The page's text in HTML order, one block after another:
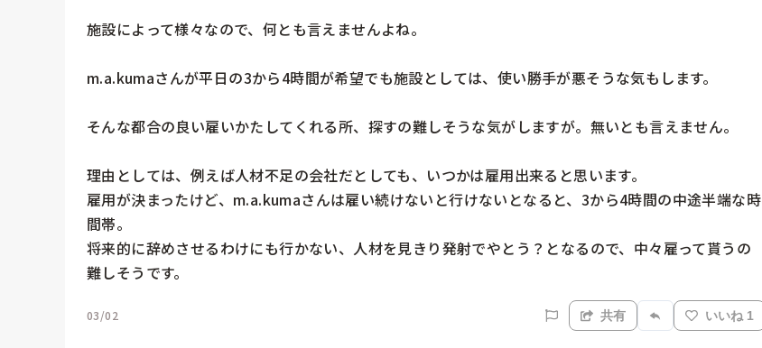
施設によって様々なので、何とも言えませんよね。
m.a.kumaさんが平日の3から4時間が希望でも施設としては、使い勝手が悪そうな気もします。
そんな都合の良い雇いかたしてくれる所、探すの難しそうな気がしますが。無いとも言えません。
理由としては、例えば人材不足の会社だとしても、いつかは雇用出来ると思います。
雇用が決まったけど、m.a.kumaさんは雇い続けないと行けないとなると、3から4時間の中途半端な時
間帯。
将来的に辞めさせるわけにも行かない、人材を見きり発射でやとう？となるので、中々雇って貰うの
難しそうです。
03/02 共有 いいね 1